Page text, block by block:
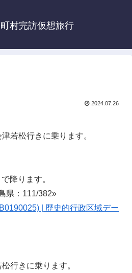
村完訪仮想旅行
2024.07.26
若松行きに乗ります。
降ります。
県：111/382»
| 歴史的行政区域デー
行きに乗ります。